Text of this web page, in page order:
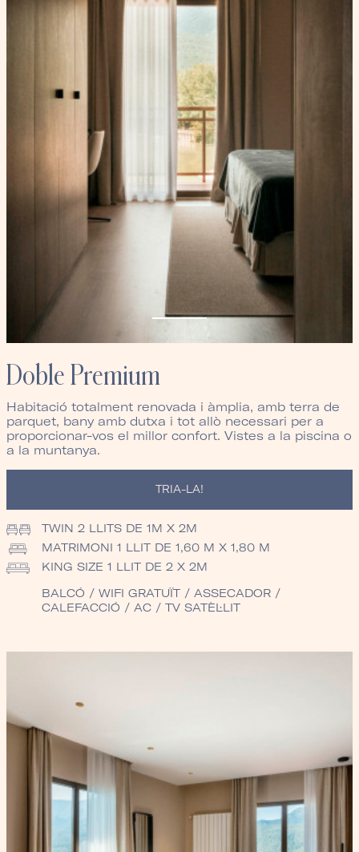
Doble Premium
Habitació totalment renovada i àmplia, amb terra de
parquet, bany amb dutxa i tot allò necessari per a
proporcionar-vos el millor confort. Vistes a la piscina o
a la muntanya.
TRIA-LA!
TWIN 2 LLITS DE 1M X 2M
MATRIMONI 1 LLIT DE 1,60 M X 1,80 M
KING SIZE 1 LLIT DE 2 X 2M
BALCÓ / WIFI GRATUÏT / ASSECADOR /
CALEFACCIÓ / AC / TV SATÈL·LIT